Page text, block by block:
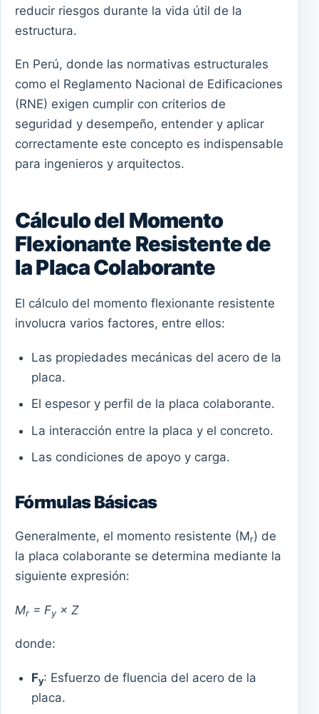
reducir riesgos durante la vida útil de la
estructura.
En Perú, donde las normativas estructurales
como el Reglamento Nacional de Edificaciones
(RNE) exigen cumplir con criterios de
seguridad y desempeño, entender y aplicar
correctamente este concepto es indispensable
para ingenieros y arquitectos.
Cálculo del Momento
Flexionante Resistente de
la Placa Colaborante
El cálculo del momento flexionante resistente
involucra varios factores, entre ellos:
Las propiedades mecánicas del acero de la
placa.
El espesor y perfil de la placa colaborante.
La interacción entre la placa y el concreto.
Las condiciones de apoyo y carga.
Fórmulas Básicas
Generalmente, el momento resistente (Mr) de
la placa colaborante se determina mediante la
siguiente expresión:
Mr = Fy × Z
donde:
Fy: Esfuerzo de fluencia del acero de la
placa.